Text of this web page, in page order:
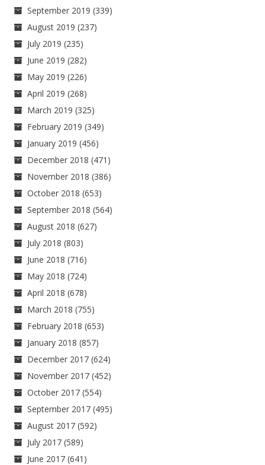
September 2019 (339)
August 2019 (237)
July 2019 (235)
June 2019 (282)
May 2019 (226)
April 2019 (268)
March 2019 (325)
February 2019 (349)
January 2019 (456)
December 2018 (471)
November 2018 (386)
October 2018 (653)
September 2018 (564)
August 2018 (627)
July 2018 (803)
June 2018 (716)
May 2018 (724)
April 2018 (678)
March 2018 (755)
February 2018 (653)
January 2018 (857)
December 2017 (624)
November 2017 (452)
October 2017 (554)
September 2017 (495)
August 2017 (592)
July 2017 (589)
June 2017 (641)